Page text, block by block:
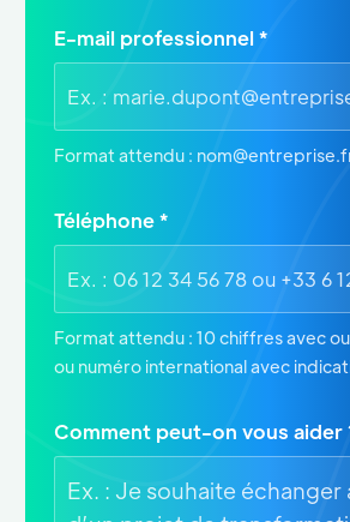
E-mail professionnel *
Format attendu :
Téléphone *
Format attendu : 10 chiffres avec
ou numéro international avec
Comment peut-on vous aider